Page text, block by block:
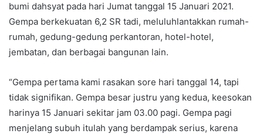
bumi dahsyat pada hari Jumat tanggal 15 Januari 2021.
Gempa berkekuatan 6,2 SR tadi, meluluhlantakkan rumah-
rumah, gedung-gedung perkantoran, hotel-hotel,
jembatan, dan berbagai bangunan lain.
“Gempa pertama kami rasakan sore hari tanggal 14, tapi
tidak signifikan. Gempa besar justru yang kedua, keesokan
harinya 15 Januari sekitar jam 03.00 pagi. Gempa pagi
menjelang subuh itulah yang berdampak serius, karena